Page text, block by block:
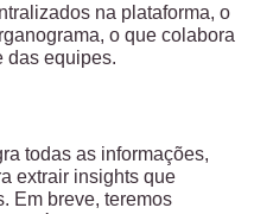
na plataforma, o
o que colabora
das equipes.
todas as informações,
extrair insights que
Em breve, teremos